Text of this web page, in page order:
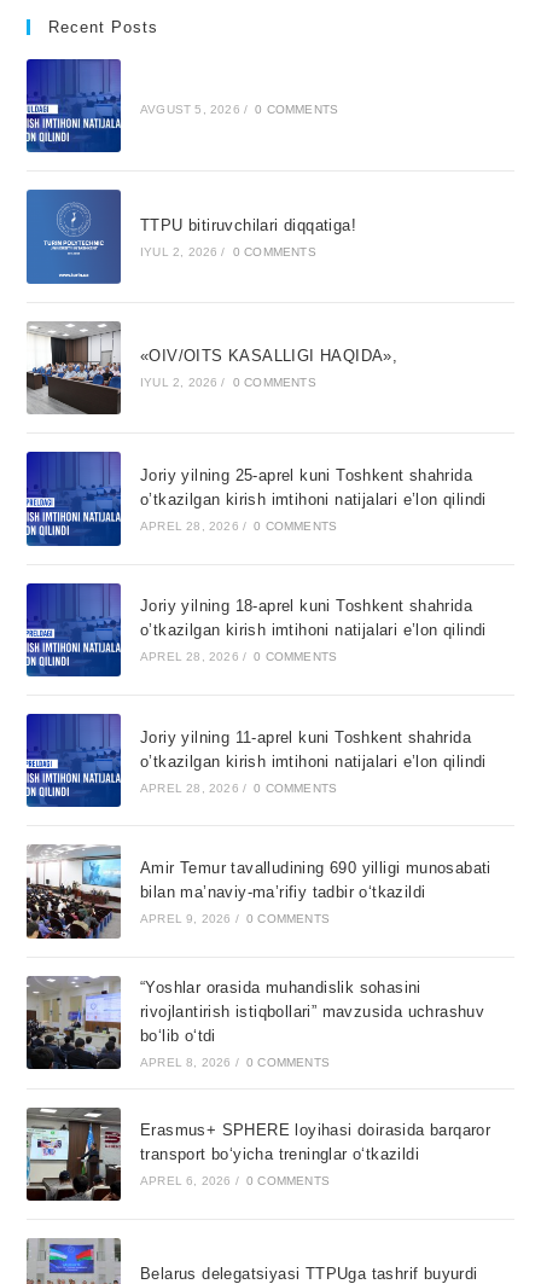
Recent Posts
AVGUST 5, 2026 / 0 COMMENTS
TTPU bitiruvchilari diqqatiga!
IYUL 2, 2026 / 0 COMMENTS
«OIV/OITS KASALLIGI HAQIDA»,
IYUL 2, 2026 / 0 COMMENTS
Joriy yilning 25-aprel kuni Toshkent shahrida
o’tkazilgan kirish imtihoni natijalari e’lon qilindi
APREL 28, 2026 / 0 COMMENTS
Joriy yilning 18-aprel kuni Toshkent shahrida
o’tkazilgan kirish imtihoni natijalari e’lon qilindi
APREL 28, 2026 / 0 COMMENTS
Joriy yilning 11-aprel kuni Toshkent shahrida
o’tkazilgan kirish imtihoni natijalari e’lon qilindi
APREL 28, 2026 / 0 COMMENTS
Amir Temur tavalludining 690 yilligi munosabati
bilan ma’naviy-ma’rifiy tadbir o‘tkazildi
APREL 9, 2026 / 0 COMMENTS
“Yoshlar orasida muhandislik sohasini
rivojlantirish istiqbollari” mavzusida uchrashuv
bo‘lib o‘tdi
APREL 8, 2026 / 0 COMMENTS
Erasmus+ SPHERE loyihasi doirasida barqaror
transport bo‘yicha treninglar o‘tkazildi
APREL 6, 2026 / 0 COMMENTS
Belarus delegatsiyasi TTPUga tashrif buyurdi